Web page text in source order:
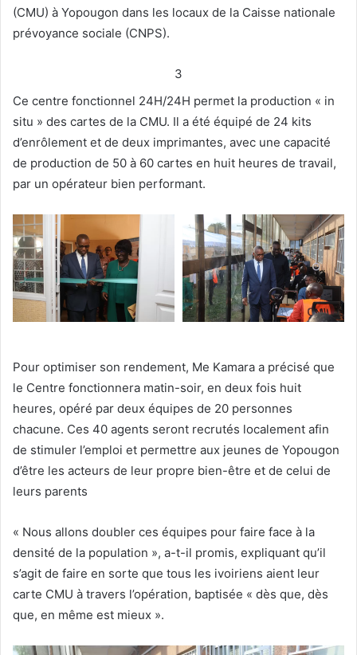
(CMU) à Yopougon dans les locaux de la Caisse nationale
prévoyance sociale (CNPS).
3
Ce centre fonctionnel 24H/24H permet la production « in
situ » des cartes de la CMU. Il a été équipé de 24 kits
d’enrôlement et de deux imprimantes, avec une capacité
de production de 50 à 60 cartes en huit heures de travail,
par un opérateur bien performant.
Pour optimiser son rendement, Me Kamara a précisé que
le Centre fonctionnera matin-soir, en deux fois huit
heures, opéré par deux équipes de 20 personnes
chacune. Ces 40 agents seront recrutés localement afin
de stimuler l’emploi et permettre aux jeunes de Yopougon
d’être les acteurs de leur propre bien-être et de celui de
leurs parents
« Nous allons doubler ces équipes pour faire face à la
densité de la population », a-t-il promis, expliquant qu’il
s’agit de faire en sorte que tous les ivoiriens aient leur
carte CMU à travers l’opération, baptisée « dès que, dès
que, en même est mieux ».